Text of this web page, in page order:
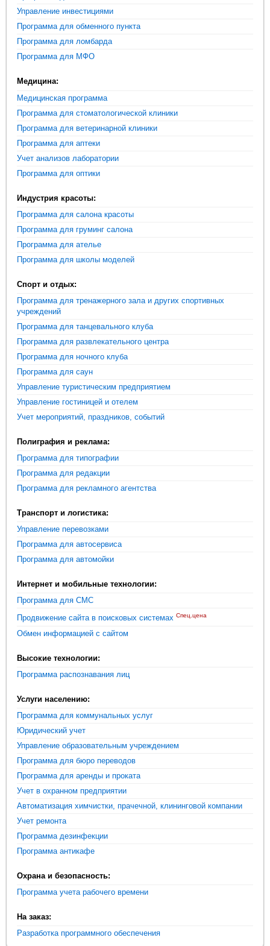
Управление инвестициями
Программа для обменного пункта
Программа для ломбарда
Программа для МФО
Медицина:
Медицинская программа
Программа для стоматологической клиники
Программа для ветеринарной клиники
Программа для аптеки
Учет анализов лаборатории
Программа для оптики
Индустрия красоты:
Программа для салона красоты
Программа для груминг салона
Программа для ателье
Программа для школы моделей
Спорт и отдых:
Программа для тренажерного зала и других спортивных
учреждений
Программа для танцевального клуба
Программа для развлекательного центра
Программа для ночного клуба
Программа для саун
Управление туристическим предприятием
Управление гостиницей и отелем
Учет мероприятий, праздников, событий
Полиграфия и реклама:
Программа для типографии
Программа для редакции
Программа для рекламного агентства
Транспорт и логистика:
Управление перевозками
Программа для автосервиса
Программа для автомойки
Интернет и мобильные технологии:
Программа для СМС
Продвижение сайта в поисковых системах Спец.цена
Обмен информацией с сайтом
Высокие технологии:
Программа распознавания лиц
Услуги населению:
Программа для коммунальных услуг
Юридический учет
Управление образовательным учреждением
Программа для бюро переводов
Программа для аренды и проката
Учет в охранном предприятии
Автоматизация химчистки, прачечной, клининговой компании
Учет ремонта
Программа дезинфекции
Программа антикафе
Охрана и безопасность:
Программа учета рабочего времени
На заказ:
Разработка программного обеспечения